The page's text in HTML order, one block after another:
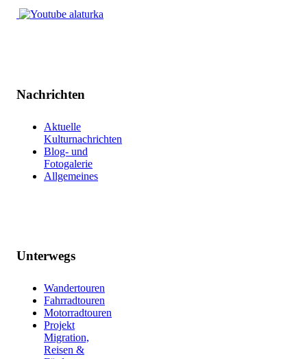
Nachrichten
Aktuelle
Kulturnachrichten
Blog- und
Fotogalerie
Allgemeines
Unterwegs
Wandertouren
Fahrradtouren
Motorradtouren
Projekt
Migration,
Reisen &